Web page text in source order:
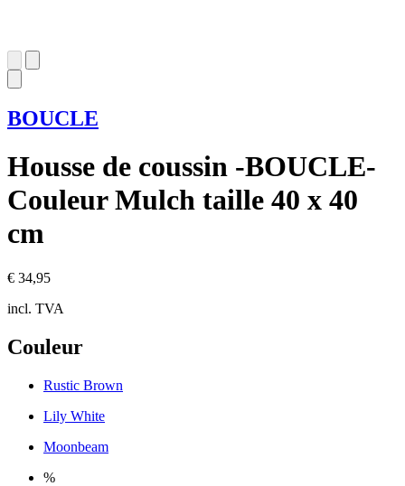
BOUCLE
Housse de coussin -BOUCLE-
Couleur Mulch taille 40 x 40
cm
€ 34,95
incl. TVA
Couleur
Rustic Brown
Lily White
Moonbeam
%